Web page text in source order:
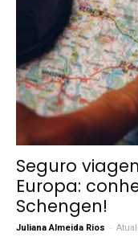
Seguro
Europa:
Schengen!
Juliana Almeida Rios -